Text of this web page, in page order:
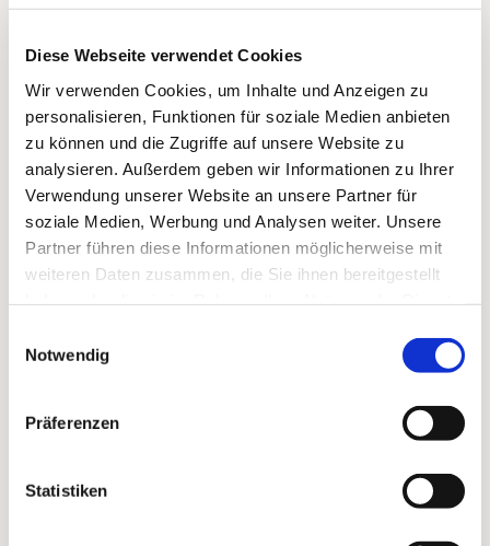
Diese Webseite verwendet Cookies
Wir verwenden Cookies, um Inhalte und Anzeigen zu
personalisieren, Funktionen für soziale Medien anbieten
zu können und die Zugriffe auf unsere Website zu
analysieren. Außerdem geben wir Informationen zu Ihrer
Verwendung unserer Website an unsere Partner für
soziale Medien, Werbung und Analysen weiter. Unsere
Partner führen diese Informationen möglicherweise mit
weiteren Daten zusammen, die Sie ihnen bereitgestellt
Notwendig
Präferenzen
Statistiken
Bernd Bielfeldt und Stefanie Schüle sind Mitglieder
der Gemeindevertretung. Gunnar Geyer ist Mitglied
des Presbyteriums. Am 30. November 2025,
Beginn 10 Uhr, halten sie ihre erste gemeinsame
Andacht in der Christuskirche. Sie sind herzlich
dazu eingeladen. Wir wünschen den Dreien viel
Freude beim Tun und bedanken uns ganz herzlich
für ihr Engagement!
Dies könnte Sie auch